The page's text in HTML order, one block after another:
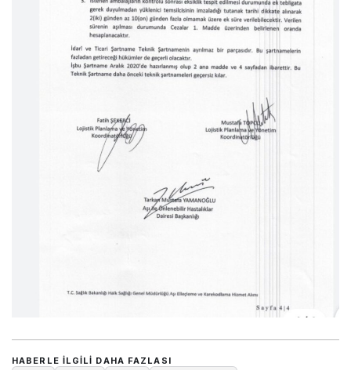
HABERLE ILGILI DAHA FAZLASI